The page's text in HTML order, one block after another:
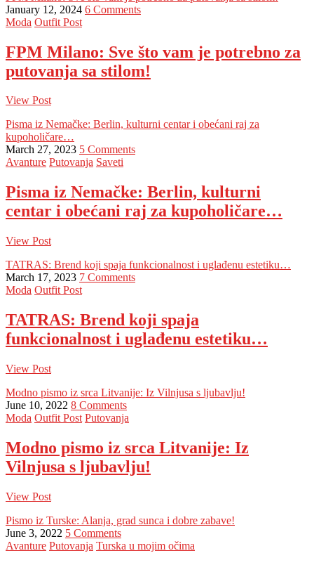
January 12, 2024 6 Comments
Moda Outfit Post
FPM Milano: Sve što vam je potrebno za
putovanja sa stilom!
View Post
Pisma iz Nemačke: Berlin, kulturni centar i obećani raj za
kupoholičare…
March 27, 2023 5 Comments
Avanture Putovanja Saveti
Pisma iz Nemačke: Berlin, kulturni
centar i obećani raj za kupoholičare…
View Post
TATRAS: Brend koji spaja funkcionalnost i uglađenu estetiku…
March 17, 2023 7 Comments
Moda Outfit Post
TATRAS: Brend koji spaja
funkcionalnost i uglađenu estetiku…
View Post
Modno pismo iz srca Litvanije: Iz Vilnjusa s ljubavlju!
June 10, 2022 8 Comments
Moda Outfit Post Putovanja
Modno pismo iz srca Litvanije: Iz
Vilnjusa s ljubavlju!
View Post
Pismo iz Turske: Alanja, grad sunca i dobre zabave!
June 3, 2022 5 Comments
Avanture Putovanja Turska u mojim očima